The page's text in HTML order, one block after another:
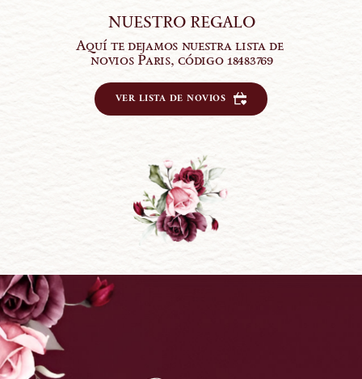
NUESTRO REGALO
Aquí te dejamos nuestra lista de
novios Paris, código 18483769
VER LISTA DE NOVIOS